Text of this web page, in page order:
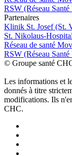
RSW (Réseau
Partenaires
Klinik St. Josef (St.
St. Nikolaus-
Réseau de santé
RSW (Réseau
© Groupe santé
Les informations et
donnés à titre
modifications. Ils
CHC.